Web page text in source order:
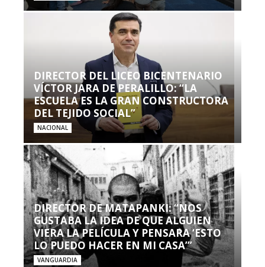
DIRECTOR DEL LICEO BICENTENARIO
VÍCTOR JARA DE PERALILLO: “LA
ESCUELA ES LA GRAN CONSTRUCTORA
DEL TEJIDO SOCIAL”
NACIONAL
DIRECTOR DE MATAPANKI: “NOS
GUSTABA LA IDEA DE QUE ALGUIEN
VIERA LA PELÍCULA Y PENSARA ‘ESTO
LO PUEDO HACER EN MI CASA’”
VANGUARDIA